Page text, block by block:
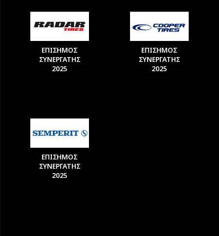
ΕΠΙΣΗΜΟΣ
ΣΥΝΕΡΓΑΤΗΣ
2025
ΕΠΙΣΗΜΟΣ
ΣΥΝΕΡΓΑΤΗΣ
2025
ΕΠΙΣΗΜΟΣ
ΣΥΝΕΡΓΑΤΗΣ
2025